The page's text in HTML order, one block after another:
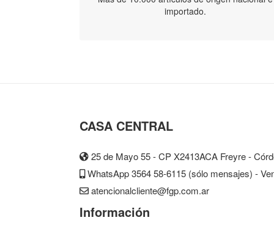
importado.
CASA CENTRAL
25 de Mayo 55 - CP X2413ACA Freyre -
WhatsApp 3564 58-6115 (sólo mensajes) -
atencionalcliente@fgp.com.ar
Información